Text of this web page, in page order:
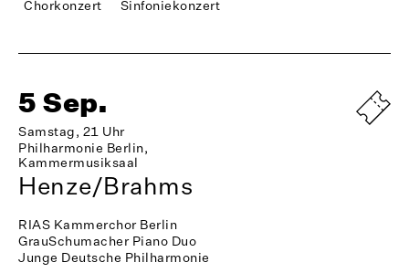
Chorkonzert Sinfoniekonzert
5 Sep.
Samstag, 21 Uhr
Philharmonie Berlin,
Kammermusiksaal
Henze/Brahms
RIAS Kammerchor Berlin
GrauSchumacher Piano Duo
Junge Deutsche Philharmonie